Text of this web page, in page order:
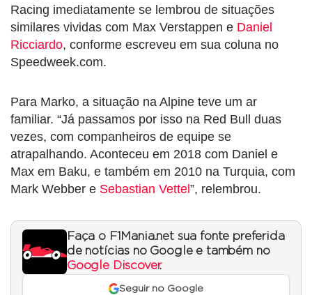
Racing imediatamente se lembrou de situações
similares vividas com Max Verstappen e Daniel
Ricciardo, conforme escreveu em sua coluna no
Speedweek.com.
Para Marko, a situação na Alpine teve um ar
familiar. “Já passamos por isso na Red Bull duas
vezes, com companheiros de equipe se
atrapalhando. Aconteceu em 2018 com Daniel e
Max em Baku, e também em 2010 na Turquia, com
Mark Webber e Sebastian Vettel”, relembrou.
Faça o F1Mania.net sua fonte preferida
de notícias no Google e também no
Google Discover.
Seguir no Google